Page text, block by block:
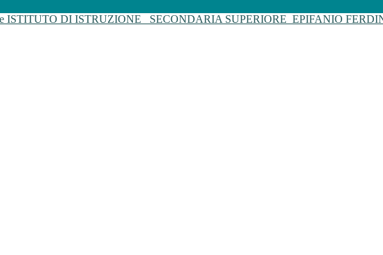
ISTITUTO DI ISTRUZIONE SECONDARIA SUPERIORE EPIFANIO